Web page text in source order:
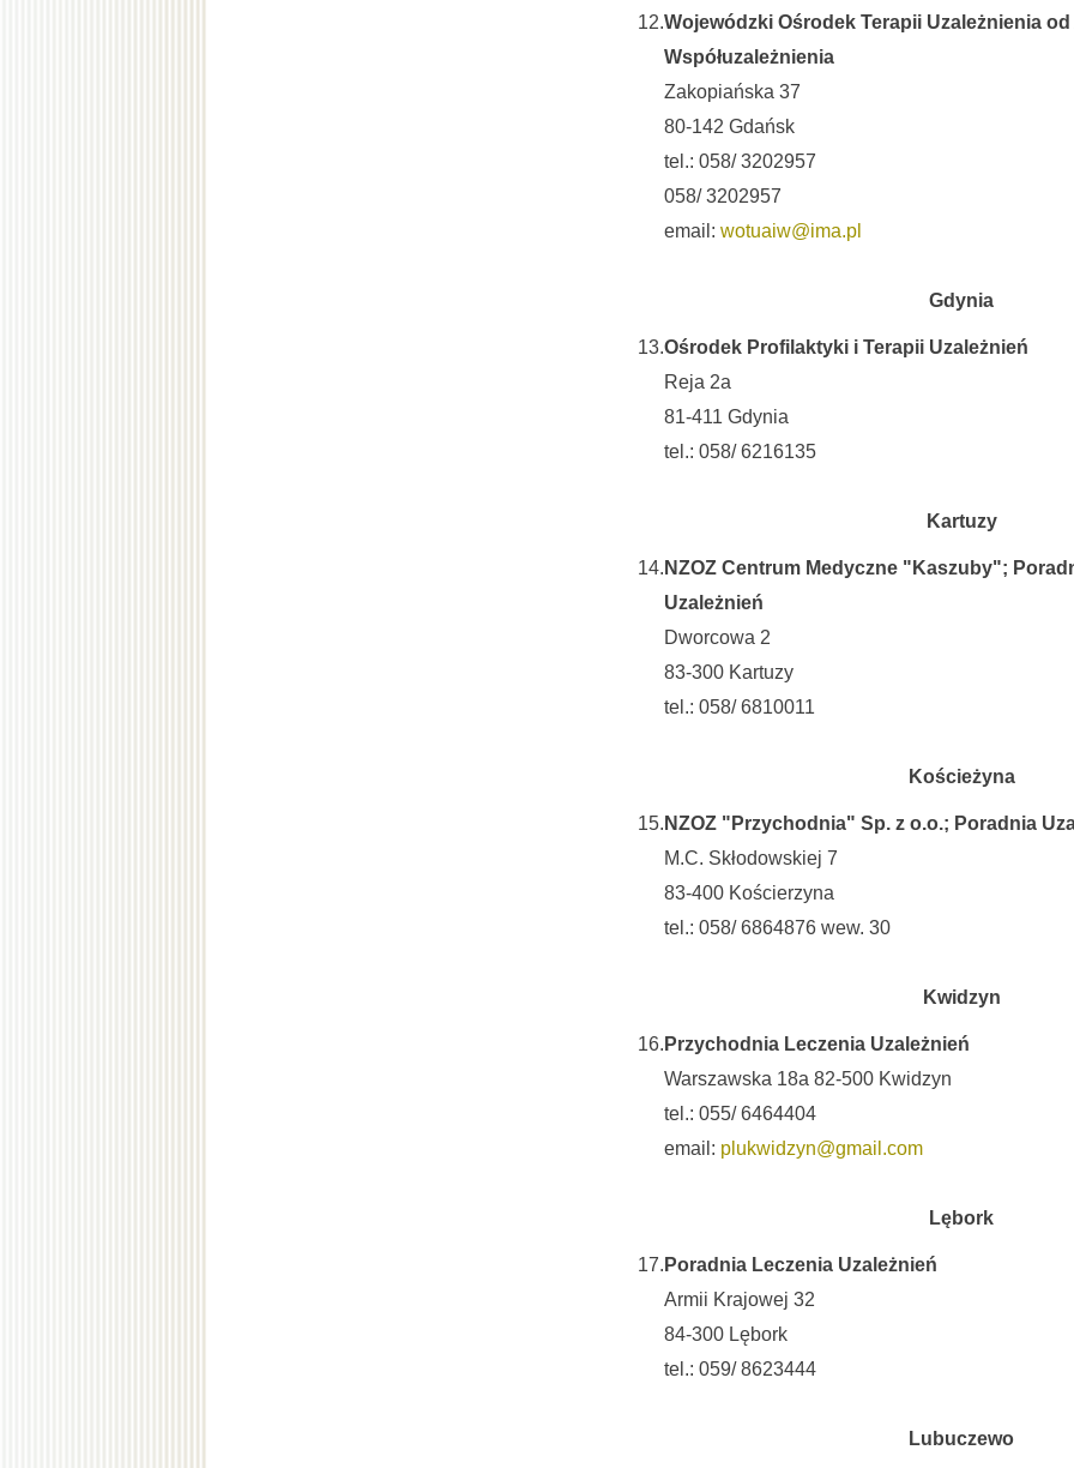
12.Wojewódzki Ośrodek Terapii Uzależnienia
Współuzależnienia
Zakopiańska 37
80-142 Gdańsk
tel.: 058/ 3202957
058/ 3202957
email: wotuaiw@ima.pl
Gdynia
13.Ośrodek Profilaktyki i Terapii Uzależnień
Reja 2a
81-411 Gdynia
tel.: 058/ 6216135
Kartuzy
14. NZOZ Centrum Medyczne "Kaszuby";
Uzależnień
Dworcowa 2
83-300 Kartuzy
tel.: 058/ 6810011
Kościeżyna
15. NZOZ "Przychodnia" Sp. z o.o.; Poradnia
M.C. Skłodowskiej 7
83-400 Kościerzyna
tel.: 058/ 6864876 wew. 30
Kwidzyn
16. Przychodnia Leczenia Uzależnień
Warszawska 18a 82-500 Kwidzyn
tel.: 055/ 6464404
email: plukwidzyn@gmail.com
Lębork
17. Poradnia Leczenia Uzależnień
Armii Krajowej 32
84-300 Lębork
tel.: 059/ 8623444
Lubuczewo